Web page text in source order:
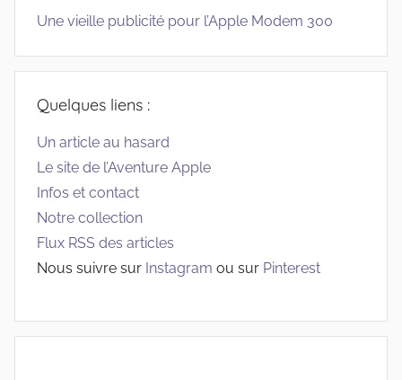
Une vieille publicité pour l’Apple Modem 300
Quelques liens :
Un article au hasard
Le site de l’Aventure Apple
Infos et contact
Notre collection
Flux RSS des articles
Nous suivre sur Instagram ou sur Pinterest